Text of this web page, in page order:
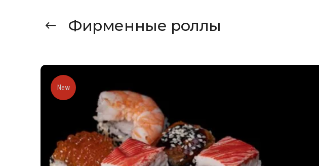
Фирменные роллы
New